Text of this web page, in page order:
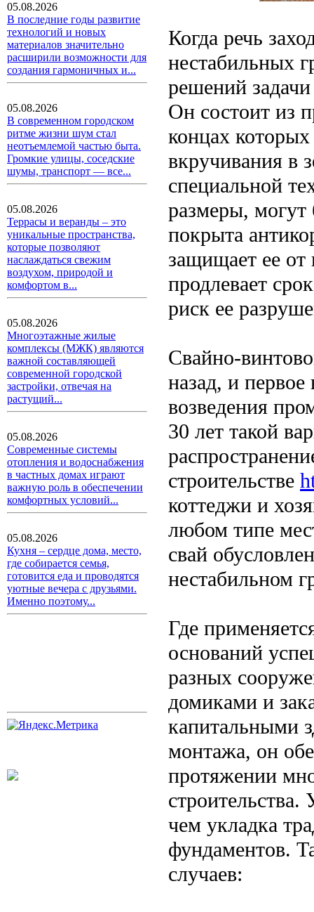
05.08.2026
В последние годы развитие
технологий и новых
материалов значительно
расширили возможности для
создания гармоничных и...
05.08.2026
В современном городском
ритме жизни шум стал
неотъемлемой частью быта.
Громкие улицы, соседские
шумы, транспорт — все...
05.08.2026
Террасы и веранды – это
уникальные пространства,
которые позволяют
наслаждаться свежим
воздухом, природой и
комфортом в...
05.08.2026
Многоэтажные жилые
комплексы (МЖК) являются
важной составляющей
современной городской
застройки, отвечая на
растущий...
05.08.2026
Современные системы
отопления и водоснабжения
в частных домах играют
важную роль в обеспечении
комфортных условий...
05.08.2026
Кухня – сердце дома, место,
где собирается семья,
готовится еда и проводятся
уютные вечера с друзьями.
Именно поэтому...
Когда речь
нестабильных
решений
Он состоит из
концах
вкручивания в
специальной
размеры,
покрыта
защищает ее от
продлевает
риск ее
Свайно-
назад, и
возведения
30 лет такой
строительстве
коттеджи и
любом типе
свай
нестабильном
Где
оснований
разных
домиками и
капитальными
монтажа, он
протяжении
строительства.
чем укладка
фундаментов.
случаев: